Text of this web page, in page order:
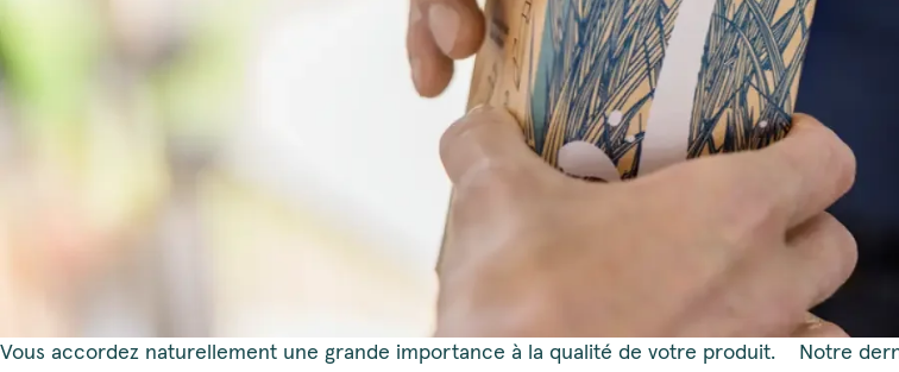
Vous accordez naturellement une grande importance à la qualité de votre produit.
Notre